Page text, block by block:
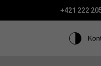
+421 222